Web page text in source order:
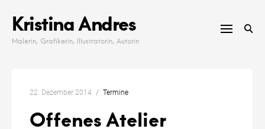
content
Kristina Andres
Malerin, Grafikerin, Illustratorin, Autorin
22. Dezember 2014 Termine
Offenes Atelier